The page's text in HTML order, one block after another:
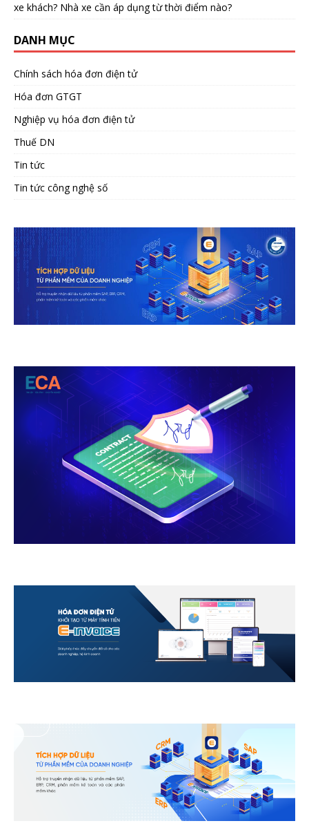
xe khách? Nhà xe cần áp dụng từ thời điểm nào?
DANH MỤC
Chính sách hóa đơn điện tử
Hóa đơn GTGT
Nghiệp vụ hóa đơn điện tử
Thuế DN
Tin tức
Tin tức công nghệ số